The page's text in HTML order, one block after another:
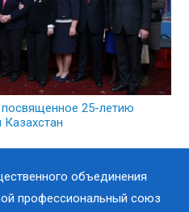
25-летию
Казахстан
объединения
профессиональный союз